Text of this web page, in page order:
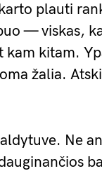
plauti
— viskas,
kitam.
žalia.
Ne